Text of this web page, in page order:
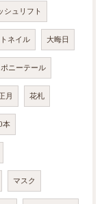
シュリフト
ネイル 大晦日
ポニーテール
月 花札
本
マスク